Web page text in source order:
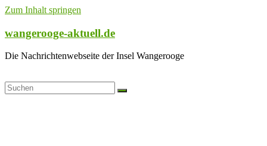
Zum Inhalt springen
wangerooge-aktuell.de
Die Nachrichtenwebseite der Insel Wangerooge